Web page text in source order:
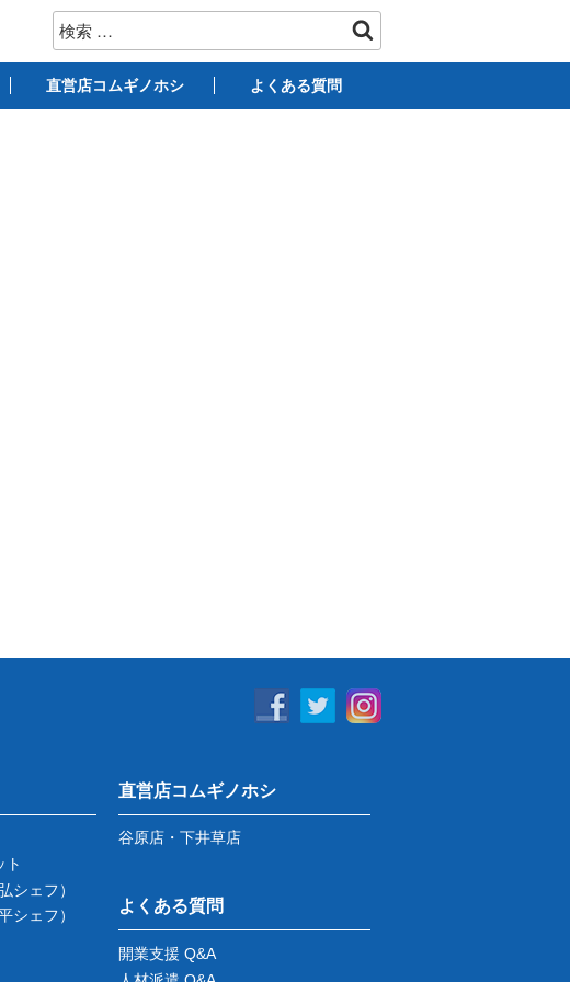
検
索:
直営店コムギノホシ よくある質問
ト
シェフ）
シェフ）
直営店コムギノホシ
谷原店・下井草店
よくある質問
開業支援 Q&A